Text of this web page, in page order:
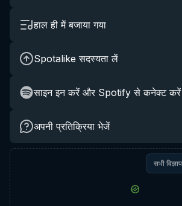
हाल ही में बजाया गया
Spotalike सदस्यता लें
साइन इन करें और Spotify से कनेक्ट करें
अपनी प्रतिक्रिया भेजें
सभी